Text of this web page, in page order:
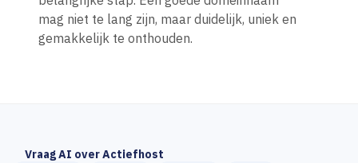
mag niet te lang zijn, maar duidelijk, uniek en
gemakkelijk te onthouden.
Vraag AI over Actiefhost